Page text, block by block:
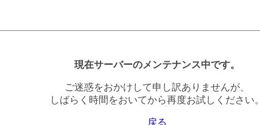
現在サーバーのメンテナンス中です。
ご迷惑をおかけして申し訳ありませんが、
しばらく時間をおいてから再度お試しください。
戻る